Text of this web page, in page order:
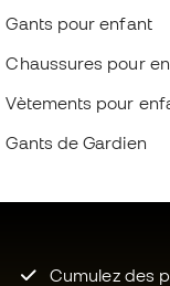
Gants pour enfant
Chaussures pour
Vètements pour
Gants de Gardien
Cumulez des